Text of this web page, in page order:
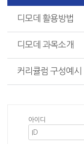
디모데 활용방법
디모데 과목소개
커리큘럼 구성예시
아이디